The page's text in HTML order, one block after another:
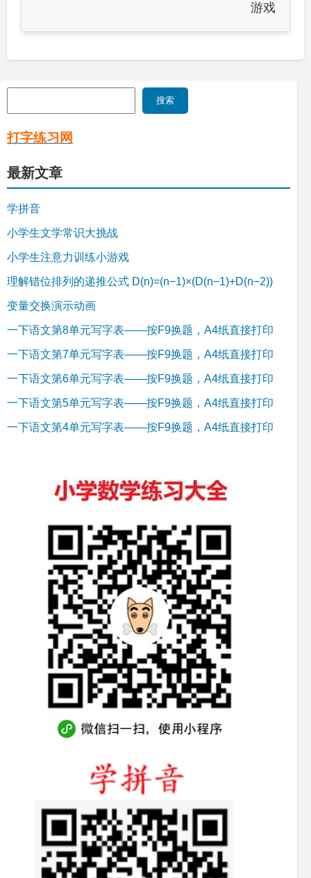
游戏
索
搜索
打字练习网
最新文章
学拼音
小学生文学常识大挑战
小学生注意力训练小游戏
理解错位排列的递推公式 D(n)=(n−1)×(D(n−1)+D(n−2))
变量交换演示动画
一下语文第8单元写字表——按F9换题，A4纸直接打印
一下语文第7单元写字表——按F9换题，A4纸直接打印
一下语文第6单元写字表——按F9换题，A4纸直接打印
一下语文第5单元写字表——按F9换题，A4纸直接打印
一下语文第4单元写字表——按F9换题，A4纸直接打印